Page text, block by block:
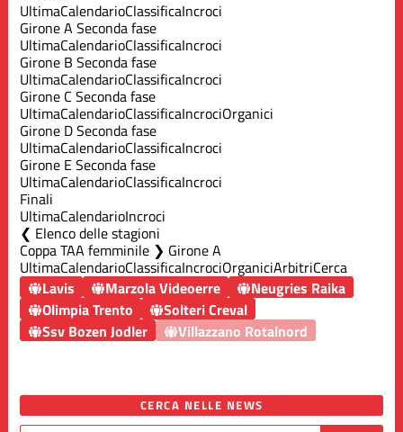
UltimaCalendarioClassificaIncroci
Girone A Seconda fase
UltimaCalendarioClassificaIncroci
Girone B Seconda fase
UltimaCalendarioClassificaIncroci
Girone C Seconda fase
UltimaCalendarioClassificaIncrociOrganici
Girone D Seconda fase
UltimaCalendarioClassificaIncroci
Girone E Seconda fase
UltimaCalendarioClassificaIncroci
Finali
UltimaCalendarioIncroci
Elenco delle stagioni
Coppa TAA femminile ❯ Girone A
UltimaCalendarioClassificaIncrociOrganiciArbitriCerca
Lavis
Marzola Videoerre
Neugries Raika
Olimpia Trento
Solteri Creval
Ssv Bozen Jodler
Villazzano Rotalnord
CERCA NELLE NEWS